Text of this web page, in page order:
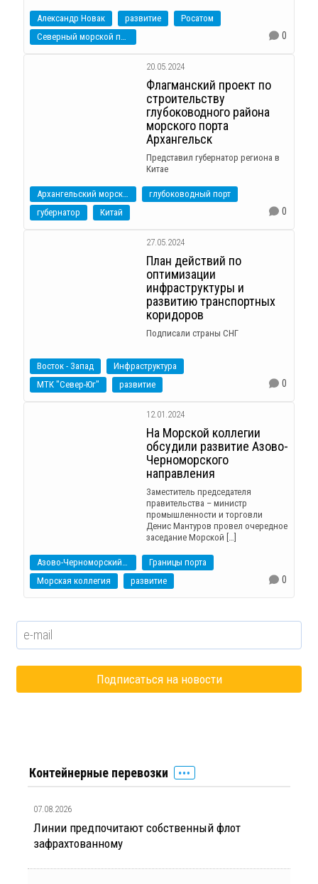
Александр Новак развитие
Росатом
0
20.05.2024
Флагманский проект по
строительству
глубоководного района
морского порта
Архангельск
Представил губернатор региона в
Китае
глубоководный порт
губернатор
Китай 0
27.05.2024
План действий по
оптимизации
инфраструктуры и
развитию транспортных
коридоров
Подписали страны СНГ
Восток - Запад
Инфраструктура
МТК "Север-Юг"
развитие 0
12.01.2024
На Морской коллегии
обсудили развитие Азово-
Черноморского
направления
Заместитель председателя
правительства – министр
промышленности и торговли
Денис Мантуров провел очередное
заседание Морской […]
Границы порта
Морская коллегия
развитие 0
Контейнерные перевозки
07.08.2026
Линии предпочитают собственный флот
зафрахтованному